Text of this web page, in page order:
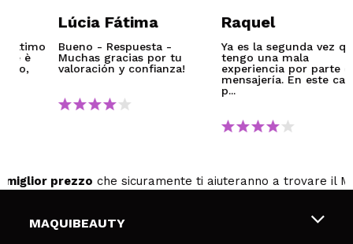
Lúcia Fátima
Bueno - Respuesta -
Muchas gracias por tu
valoración y confianza!
Raquel
Ya es la segunda vez que
tengo una mala
experiencia por parte de la
mensajería. En este caso el
prezzoche sicuramente ti aiuteranno a trovare il Make-
MAQUIBEAUTY